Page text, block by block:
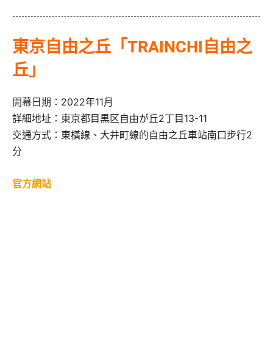
東京自由之丘「TRAINCHI自由之
丘」
開幕日期：2022年11月
詳細地址：東京都目黒区自由が丘2丁目13-11
交通方式：東橫線、大井町線的自由之丘車站南口步行2
分
官方網站